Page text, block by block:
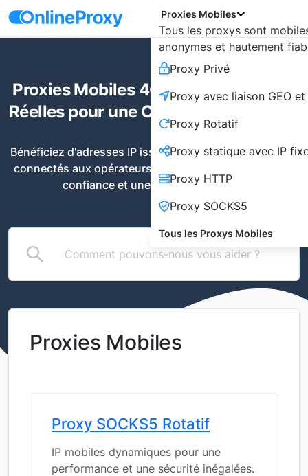
Proxies Mobiles
Tous les proxys sont
anonymes et hautement
Proxy Privé
Proxy avec liaison GEO
Proxy Rotatif
Proxy statique avec IP
Proxy HTTP
Proxy SOCKS5
Tous les Proxys Mobiles
Proxies Mobiles 4G : Des Adresses IP
Réelles pour une Confiance Maximale
Bénéficiez d'adresses IP issues de véritables appareils
connectés aux opérateurs mobiles français pour une
confiance et une fiabilité absolues.
Proxies Mobiles
Proxy SOCKS5 Rotatif
IP mobiles dynamiques pour une
performance et une sécurité inégalées.